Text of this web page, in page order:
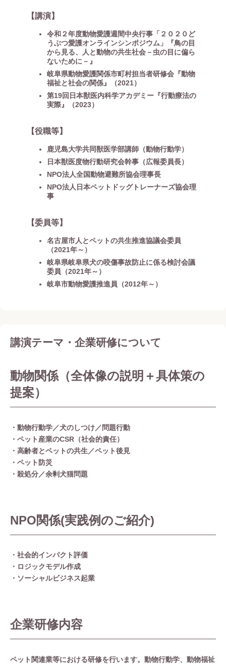
【講演】
令和２年度動物愛護週間中央行事「２０２０ど
うぶつ愛護オンラインシンポジウム」『鳥の目
から見る、人と動物の共生社会－虫の目に偏ら
ないために－』
岐阜県動物愛護関係市町村担当者研修会『動物
福祉と社会の関係』（2021）
第19回日本獣医内科学アカデミー『行動療法の
実際』（2023）
【役職等】
鹿児島大学共同獣医学部講師（動物行動学）
日本獣医度物行動研究会幹事（広報委員長）
NPO法人全国動物避難所協会理事長
NPO法人日本ペットドッグトレーナーズ協会理
事
【委員等】
名古屋市人とペットの共生推進協議会委員
（2021年～）
岐阜県岐阜県犬の咬傷事故防止に係る検討会議
委員（2021年～）
岐阜市動物愛護推進員（2012年～）
講演テーマ・企業研修について
動物関係（全体像の説明＋具体策の
提案）
・動物行動学／犬のしつけ／問題行動
・ペット産業のCSR（社会的責任）
・高齢者とペットの共生／ペット後見
・ペット防災
・殺処分／余剰犬猫問題
NPO関係(実践例のご紹介)
・社会的インパクト評価
・ロジックモデル作成
・ソーシャルビジネス起業
企業研修内容
ペット関連業等における研修を行います。動物行動学、動物福祉